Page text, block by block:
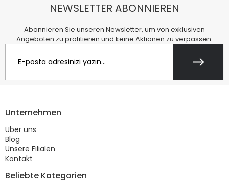
NEWSLETTER ABONNIEREN
Abonnieren Sie unseren Newsletter, um von exklusiven
Angeboten zu profitieren und keine Aktionen zu verpassen.
Unternehmen
Über uns
Blog
Unsere Filialen
Kontakt
Beliebte Kategorien